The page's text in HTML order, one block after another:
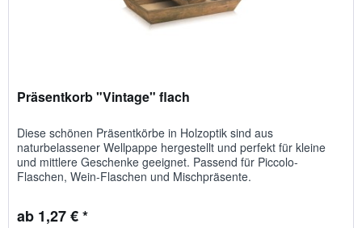
Präsentkorb "Vintage" flach
Diese schönen Präsentkörbe in Holzoptik sind aus
naturbelassener Wellpappe hergestellt und perfekt für kleine
und mittlere Geschenke geeignet. Passend für Piccolo-
Flaschen, Wein-Flaschen und Mischpräsente.
ab 1,27 € *